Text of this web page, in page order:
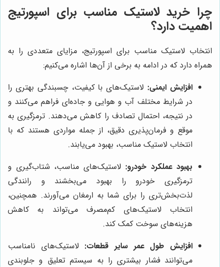
چرا خرید لاستیک مناسب برای اسپورتیج
اهمیت دارد؟
انتخاب لاستیک مناسب برای اسپورتیج، مزایای متعددی را به
همراه دارد که در ادامه به برخی از آن‌ها اشاره می‌کنیم:
افزایش ایمنی: لاستیک‌های با کیفیت، چسبندگی بهتری را
در شرایط مختلف آب و هوایی و جاده‌ای فراهم می‌کنند و
در نتیجه، احتمال تصادف را کاهش می‌دهند. ترمزگیری به
موقع و فرمان‌پذیری دقیق، از جمله مواردی هستند که با
انتخاب لاستیک مناسب، بهبود می‌یابند.
بهبود عملکرد خودرو: لاستیک‌های مناسب، شتاب‌گیری و
ترمزگیری خودرو را بهبود می‌بخشند و رانندگی
لذت‌بخش‌تری را برای شما به ارمغان می‌آورند. همچنین،
انتخاب لاستیک‌های کم‌مصرف می‌تواند به کاهش
هزینه‌های سوخت کمک کند.
افزایش طول عمر سایر قطعات: لاستیک‌های نامناسب
می‌توانند فشار بیشتری را به سیستم تعلیق و جلوبندی